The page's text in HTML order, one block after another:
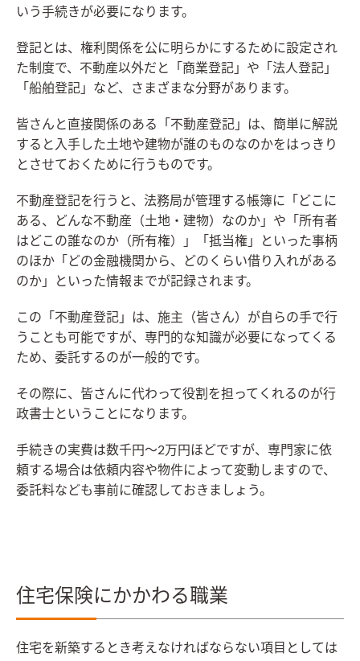
いう手続きが必要になります。
登記とは、権利関係を公に明らかにするために設定され
た制度で、不動産以外だと「商業登記」や「法人登記」
「船舶登記」など、さまざまな分野があります。
皆さんと直接関係のある「不動産登記」は、簡単に解説
すると入手した土地や建物が誰のものなのかをはっきり
とさせておくために行うものです。
不動産登記を行うと、法務局が管理する帳簿に「どこに
ある、どんな不動産（土地・建物）なのか」や「所有者
はどこの誰なのか（所有権）」「抵当権」といった事柄
のほか「どの金融機関から、どのくらい借り入れがある
のか」といった情報までが記録されます。
この「不動産登記」は、施主（皆さん）が自らの手で行
うことも可能ですが、専門的な知識が必要になってくる
ため、委託するのが一般的です。
その際に、皆さんに代わって役割を担ってくれるのが行
政書士ということになります。
手続きの実費は数千円〜2万円ほどですが、専門家に依
頼する場合は依頼内容や物件によって変動しますので、
委託料なども事前に確認しておきましょう。
住宅保険にかかわる職業
住宅を新築するとき考えなければならない項目としては